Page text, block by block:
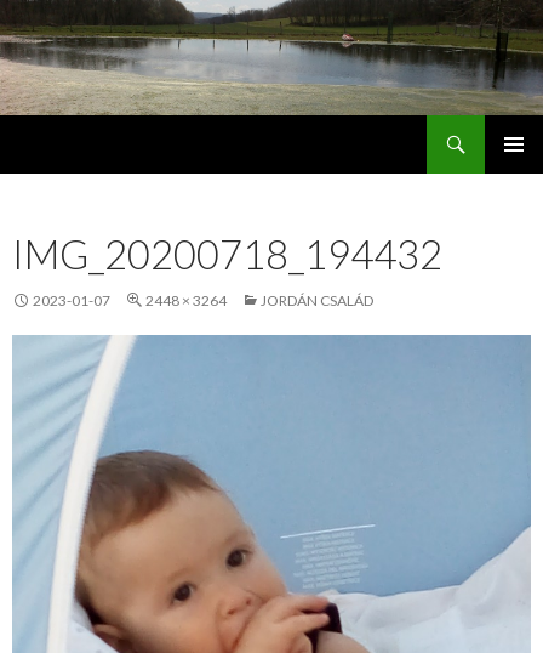
IMG_20200718_194432
2023-01-07 2448 × 3264 JORDÁN CSALÁD